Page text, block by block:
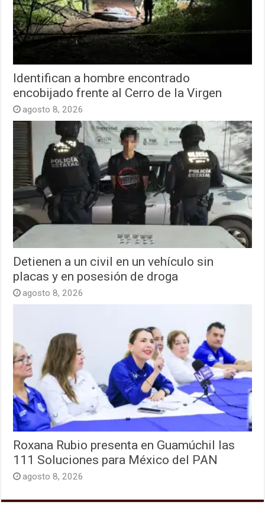
Identifican a hombre encontrado
encobijado frente al Cerro de la Virgen
agosto 8, 2026
Detienen a un civil en un vehículo sin
placas y en posesión de droga
agosto 8, 2026
Roxana Rubio presenta en Guamúchil las
111 Soluciones para México del PAN
agosto 8, 2026